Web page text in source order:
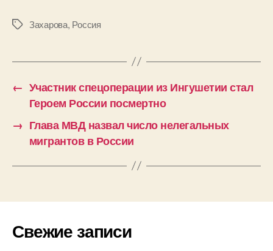
МеткиЗахарова, Россия
← Участник спецоперации из Ингушетии стал
Героем России посмертно
→ Глава МВД назвал число нелегальных
мигрантов в России
Свежие записи